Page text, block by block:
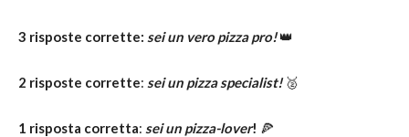
3 risposte corrette: sei un vero pizza pro! 👑
2 risposte corrette: sei un pizza specialist!🥈
1 risposta corretta: sei un pizza-lover! 🍕